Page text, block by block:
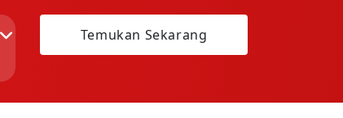
Temukan Sekarang